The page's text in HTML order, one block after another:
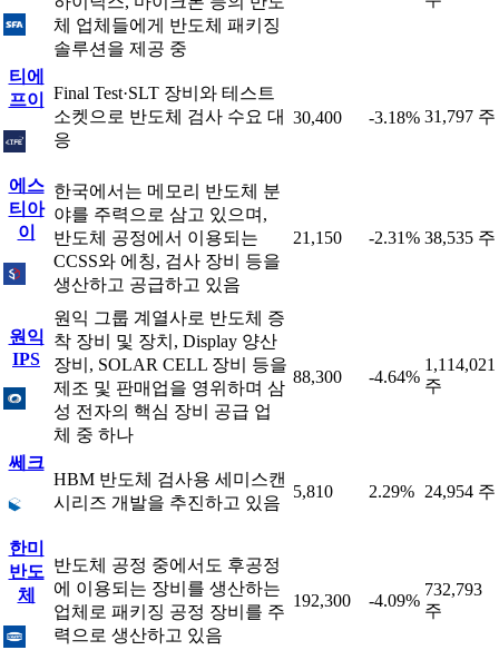
체 업체들에게 반도체 패키징
솔루션을 제공 중
티에
프이
Final Test·SLT 장비와 테스트
소켓으로 반도체 검사 수요 대
응
30,400 -3.18% 31,797 주
에스
티아
이
한국에서는 메모리 반도체 분
야를 주력으로 삼고 있으며,
반도체 공정에서 이용되는
CCSS와 에칭, 검사 장비 등을
생산하고 공급하고 있음
21,150 -2.31% 38,535 주
원익
IPS
원익 그룹 계열사로 반도체 증
착 장비 및 장치, Display 양산
장비, SOLAR CELL 장비 등을
제조 및 판매업을 영위하며 삼
성 전자의 핵심 장비 공급 업
체 중 하나
88,300 -4.64%
1,114,021
주
쎄크
HBM 반도체 검사용 세미스캔
시리즈 개발을 추진하고 있음
5,810 2.29% 24,954 주
한미
반도
체
반도체 공정 중에서도 후공정
에 이용되는 장비를 생산하는
업체로 패키징 공정 장비를 주
력으로 생산하고 있음
192,300 -4.09%
732,793
주